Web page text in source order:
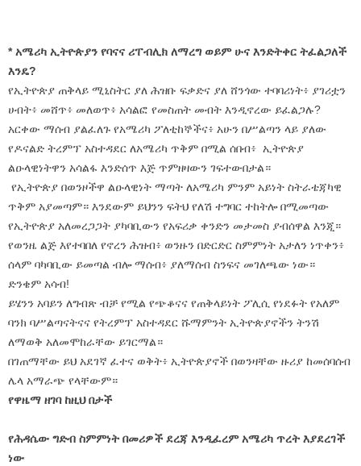
* አሜሪካ ኢትዮጵያን የባናና ሪፐብሊክ ለማረግ ወይም ሁና እንድትቀር ትፈልጋለች
እንዴ?
የኢትዮጵያ ጠቅላይ ሚኒስትር ያለ ሕዝቡ ፍቃድና ያለ ሸንጎው ተባባሪነት፥ ያገሪቷን
ሀብት፥ መሸጥ፥ መለወጥ፥ አሳልፎ የመስጠት መብት እንዲኖረው ይፈልጋሉ?
አርቀው ማሰብ ያልፈለጉ የአሜሪካ ፖለቲከኞችና፥ አሁን በሥልጣን ላይ ያለው
የዶናልድ ትረምፕ አስተዳደር ለአሜሪካ ጥቅም በሚል ሰበብ፥ ኢትዮጵያ
ልዑላዊነትዋን አሳልፋ እንድሰጥ እጅ ጥምዘዛውን ገፍተውበታል።
የኢትዮጵያ በወንዞችዋ ልዑላዊነት ማጣት ለአሜሪካ ምንም አይነት ስትራቴጃካዊ
ጥቅም አያመጣም። እንደውም ይህንን ፍትህ የለሽ ተግባር ተከትሎ በሚመጣው
የኢትዮጵያ አለመረጋጋት ያካባቢውን የአፍሪቃ ቀንድን መታመስ ያብሰዋል እንጂ።
የወንዜ ልጅ እየተባበለ የኖረን ሕዝብ፥ ወንዙን በድርድር ስምምነት አታለን ነጥቀን፥
ሰላም ባካባቢው ይመጣል ብሎ ማሰብ፥ ያለማሰብ ስንፍና መገለጫው ነው።
ድንቄም አሳብ!
ይሄንን አባይን ለግብጽ ብቻ የሚል የጭቆናና የጠቅላይነት ፖሊሲ የነደፉት የአለም
ባንክ ባሥልጣናትናና የትረምፕ አስተዳደር ሹማምንት ኢትዮጵያኖችን ትንሽ
ለማወቅ አለመሞከራቸው ይገርማል።
በገጠማቸው ይህ አደገኛ ፈተና ወቅት፥ ኢትዮጵያኖች በወንዛቸው ዙሪያ ከመሰባሰብ
ሌላ አማራጭ የላቸውም።
የዋዜማ ዘገባ ከዚህ በታች
የሕዳሴው ግድብ ስምምነት በመሪዎች ደረጃ እንዲፈረም አሜሪካ ጥረት እያደረገች
ነው